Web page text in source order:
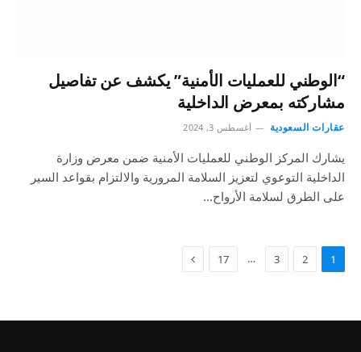
“الوطني للعمليات الأمنية” يكشف عن تفاصيل
مشاركته بمعرض الداخلية
عقارات السعودية أغسطس 3, 2024
يشارك المركز الوطني للعمليات الأمنية ضمن معرض وزارة
الداخلية التوعوي لتعزيز السلامة المرورية والالتزام بقواعد السير
على الطرق لسلامة الأرواح…
1
2
3
…
17